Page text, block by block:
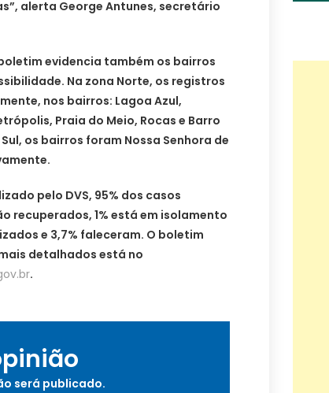
alerta George Antunes, secretário
evidencia também os bairros
Na zona Norte, os registros
nos bairros: Lagoa Azul,
Praia do Meio, Rocas e Barro
os bairros foram Nossa Senhora de
pelo DVS, 95% dos casos
recuperados, 1% está em isolamento
e 3,7% faleceram. O boletim
detalhados está no
.
será publicado.